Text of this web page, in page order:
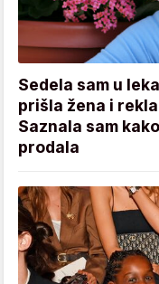
Sedela sam u
prišla žena i
Saznala sam
prodala